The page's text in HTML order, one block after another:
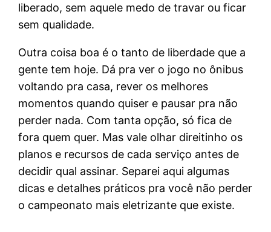
liberado, sem aquele medo de travar ou ficar
sem qualidade.
Outra coisa boa é o tanto de liberdade que a
gente tem hoje. Dá pra ver o jogo no ônibus
voltando pra casa, rever os melhores
momentos quando quiser e pausar pra não
perder nada. Com tanta opção, só fica de
fora quem quer. Mas vale olhar direitinho os
planos e recursos de cada serviço antes de
decidir qual assinar. Separei aqui algumas
dicas e detalhes práticos pra você não perder
o campeonato mais eletrizante que existe.